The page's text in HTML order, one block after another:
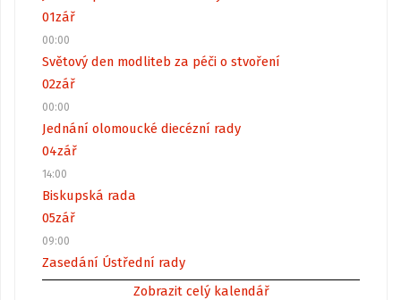
01zář
00:00
Světový den modliteb za péči o stvoření
02zář
00:00
Jednání olomoucké diecézní rady
04zář
14:00
Biskupská rada
05zář
09:00
Zasedání Ústřední rady
Zobrazit celý kalendář